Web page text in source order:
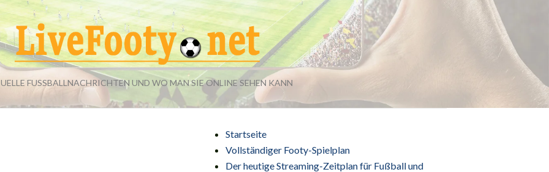
FUSSBALLNACHRICHTEN UND WO MAN SIE ONLINE SEHEN KANN
Startseite
Vollständiger Footy-Spielplan
Der heutige Streaming-Zeitplan für Fußball und